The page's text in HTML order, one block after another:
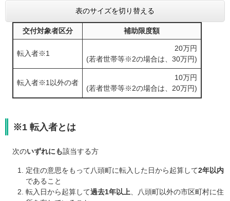
表のサイズを切り替える
交付対象者区分 補助限度額
転入者※1
20万円
(若者世帯等※2の場合は、30万円)
転入者※1以外の者
10万円
​(若者世帯等※2の場合は、20万円)
※1 転入者とは
次のいずれにも該当する方
定住の意思をもって八頭町に転入した日から起算して2年以内
であること
転入日から起算して過去1年以上、八頭町以外の市区町村に住